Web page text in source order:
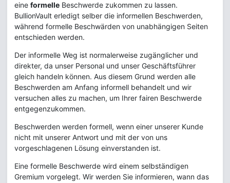
eine formelle Beschwerde zukommen zu lassen.
BullionVault erledigt selber die informellen Beschwerden,
während formelle Beschwärden von unabhängigen Seiten
entschieden werden.
Der informelle Weg ist normalerweise zugänglicher und
direkter, da unser Personal und unser Geschäftsführer
gleich handeln können. Aus diesem Grund werden alle
Beschwerden am Anfang informell behandelt und wir
versuchen alles zu machen, um Ihrer fairen Beschwerde
entgegenzukommen.
Beschwerden werden formell, wenn einer unserer Kunde
nicht mit unserer Antwort und mit der von uns
vorgeschlagenen Lösung einverstanden ist.
Eine formelle Beschwerde wird einem selbständigen
Gremium vorgelegt. Wir werden Sie informieren, wann das